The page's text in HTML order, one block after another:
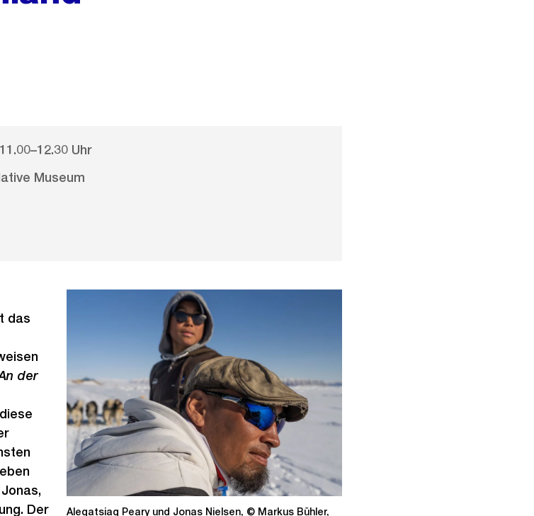
Uhr
Museum
das
der
Der
Aleqatsiaq Peary und Jonas Nielsen, © Markus Bühler,